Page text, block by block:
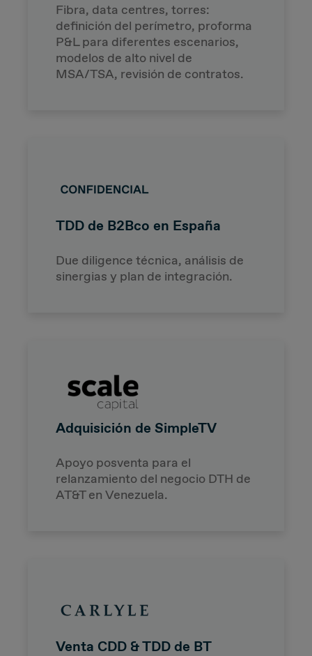
Fibra, data centres, torres:
definición del perímetro, proforma
P&L para diferentes escenarios,
modelos de alto nivel de
MSA/TSA, revisión de contratos.
TDD de B2Bco en España
Due diligence técnica, análisis de
sinergias y plan de integración.
Adquisición de SimpleTV
Apoyo posventa para el
relanzamiento del negocio DTH de
AT&T en Venezuela.
Venta CDD & TDD de BT